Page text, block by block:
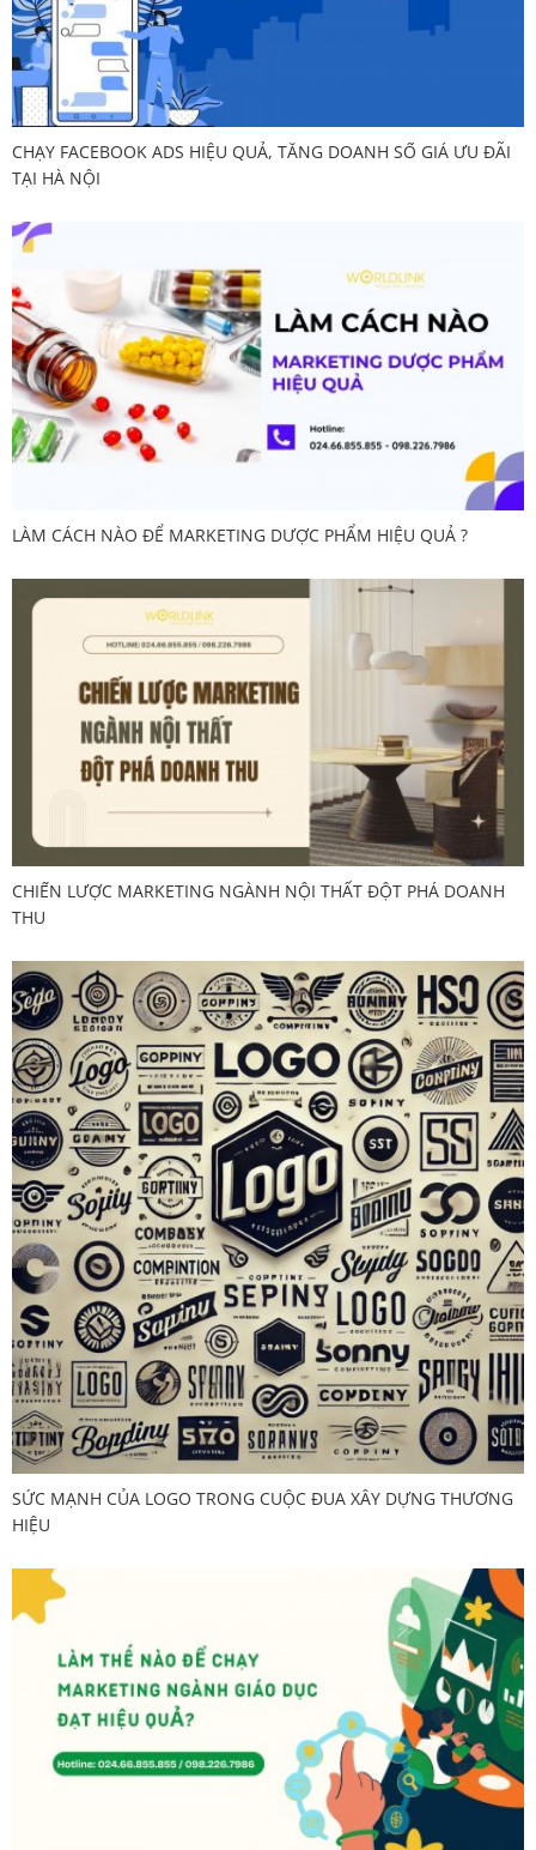
CHẠY FACEBOOK ADS HIỆU QUẢ, TĂNG DOANH SỐ GIÁ ƯU ĐÃI
TẠI HÀ NỘI
LÀM CÁCH NÀO ĐỂ MARKETING DƯỢC PHẨM HIỆU QUẢ ?
CHIẾN LƯỢC MARKETING NGÀNH NỘI THẤT ĐỘT PHÁ DOANH
THU
SỨC MẠNH CỦA LOGO TRONG CUỘC ĐUA XÂY DỰNG THƯƠNG
HIỆU